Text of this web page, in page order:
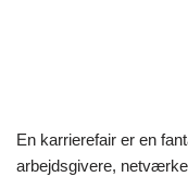
En karrierefair er en
arbejdsgivere,